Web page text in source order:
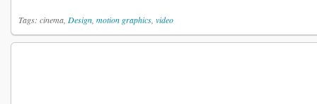
Tags: cinema, Design motion graphics video